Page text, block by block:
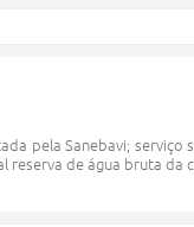
pela Sanebavi;
de água bruta da